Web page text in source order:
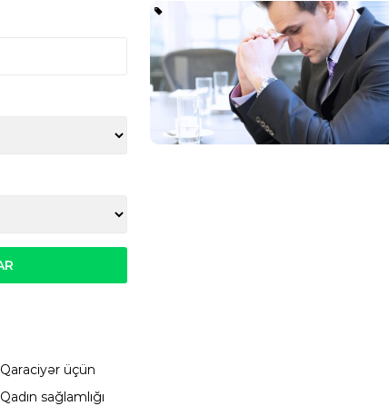
Qaraciyər üçün
Qadın sağlamlığı